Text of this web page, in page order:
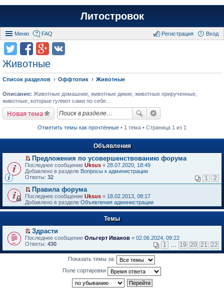
Литостровок
Меню FAQ Вход
Регистрация
Животные
Список разделов Оффтопик Животные
Описание: Животные домашние, животные дикие, животные прирученные,
животные, которые гуляют сами по себе...
Новая тема
Отметить темы как прочтённые • 1 тема • Страница 1 из 1
Объявления
П
е
р
й
т
и
к
п
в
о
м
у
н
Предложения по усовершенствованию форума
Последнее сообщение Uksus « 28.07.2020, 18:49
Добавлено в разделе Вопросы к администрации
Ответы: 32 1 2
П
е
р
е
т
и
к
п
р
Правила форума
Последнее сообщение Uksus « 18.02.2013, 08:17
Добавлено в разделе Объявления администрации
Темы
П
е
е
Здрасти
Последнее сообщение Ольгерт Иванов « 02.06.2024, 09:22
Ответы: 430 1 19 20 21 22
Показать темы за:
Поле сортировки